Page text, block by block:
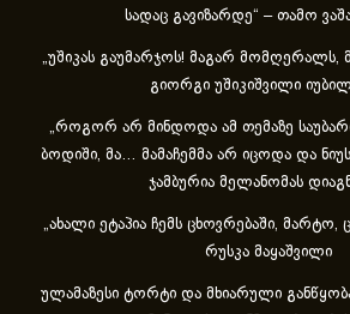
სადაც გავიზარდე“ – თამო
„უშიკას გაუმარჯოს! მაგარ მომღერალს,
გიორგი უშიკიშვილი
„როგორ არ მინდოდა ამ თემაზე
ბოდიში, მა… მამაჩემმა არ იცოდა და
ჯამბურია მელანომას
„ახა­ლი ეტა­პია ჩემს ცხოვ­რე­ბა­ში, მარ­ტო,
რუსკა მაყაშვილი
ულამაზესი ტორტი და მხიარული